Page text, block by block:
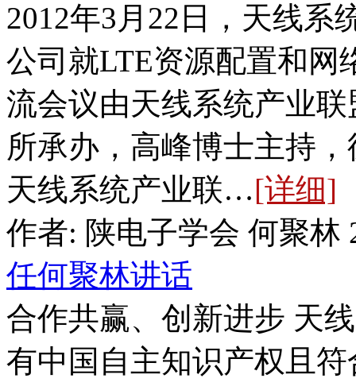
2012年3月22日，天线系
公司就LTE资源配置和网
流会议由天线系统产业
所承办，高峰博士主持
天线系统产业联…[详细]
作者: 陕电子学会 何聚林
任何聚林讲话
合作共赢、创新进步 天
有中国自主知识产权且